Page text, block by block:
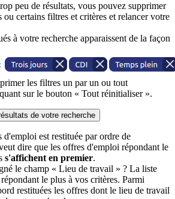
peu de résultats, vous pouvez supprimer
ou certains filtres et critères et relancer votre
à votre recherche apparaissent de la façon
les filtres un par un ou tout
sur le bouton « Tout réinitialiser ».
de votre recherche
d'emploi est restituée par ordre de
dire que les offres d'emploi répondant le
s'affichent en premier.
le champ « Lieu de travail » ? La liste
le plus à vos critères. Parmi
restituées les offres dont le lieu de travail